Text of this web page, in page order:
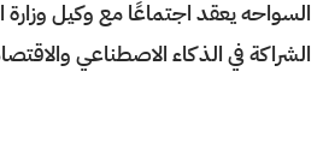
السواحه يعقد اجتماعًا مع وكيل وزارة
الشراكة في الذكاء الاصطناعي